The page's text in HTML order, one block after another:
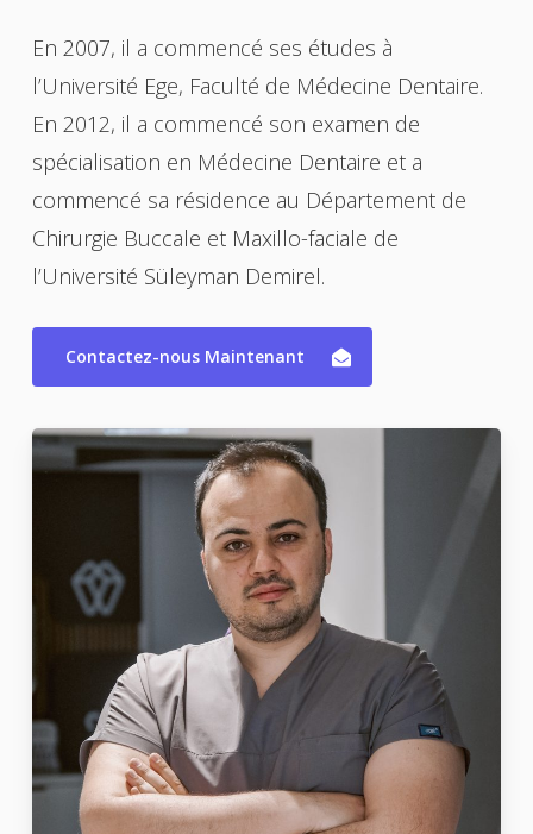
En 2007, il a commencé ses études à
l’Université Ege, Faculté de Médecine Dentaire.
En 2012, il a commencé son examen de
spécialisation en Médecine Dentaire et a
commencé sa résidence au Département de
Chirurgie Buccale et Maxillo-faciale de
l’Université Süleyman Demirel.
Contactez-nous Maintenant